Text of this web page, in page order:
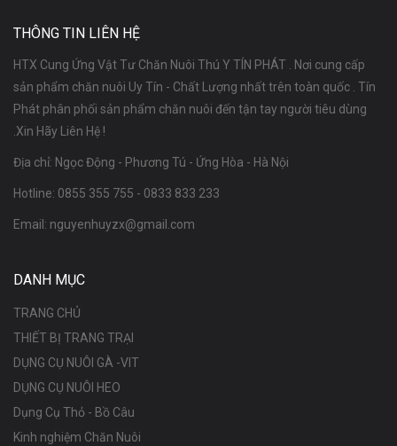
THÔNG TIN LIÊN HỆ
HTX Cung Ứng Vật Tư Chăn Nuôi Thú Y TÍN PHÁT . Nơi cung cấp
sản phẩm chăn nuôi Uy Tín - Chất Lượng nhất trên toàn quốc . Tín
Phát phân phối sản phẩm chăn nuôi đến tận tay người tiêu dùng
.Xin Hãy Liên Hệ !
Địa chỉ: Ngọc Động - Phương Tú - Ứng Hòa - Hà Nội
Hotline: 0855 355 755 - 0833 833 233
Email: nguyenhuyzx@gmail.com
DANH MỤC
TRANG CHỦ
THIẾT BỊ TRANG TRẠI
DỤNG CỤ NUÔI GÀ -VIT
DỤNG CỤ NUÔI HEO
Dụng Cụ Thỏ - Bồ Câu
Kinh nghiệm Chăn Nuôi